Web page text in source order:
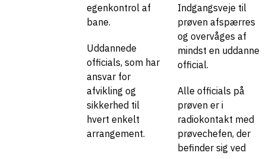
egenkontrol af
bane.
Uddannede
officials, som har
ansvar for
afvikling og
sikkerhed til
hvert enkelt
arrangement.
Indgangsveje til
prøven afspærres
og overvåges af
mindst en uddannet
official.
Alle officials på
prøven er i
radiokontakt med
prøvechefen, der
befinder sig ved